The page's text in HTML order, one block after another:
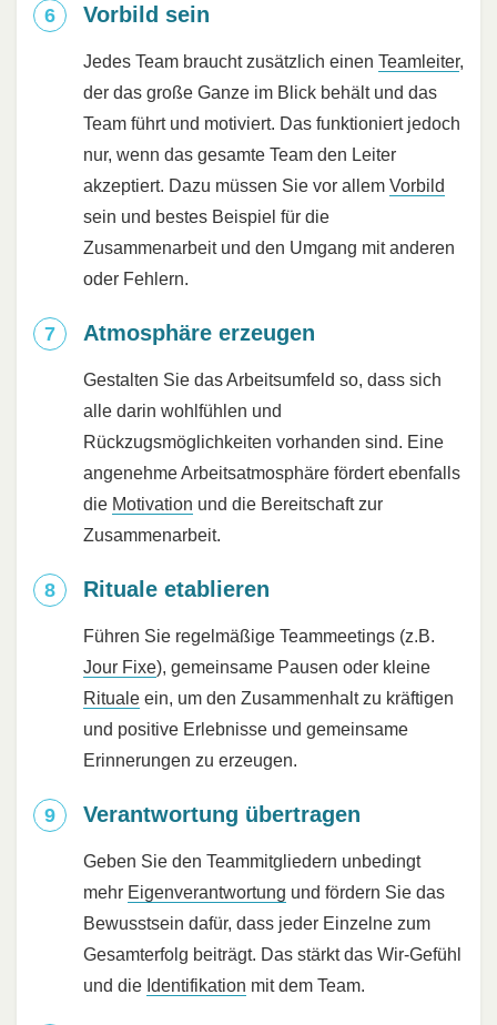
Vorbild sein
Jedes Team braucht zusätzlich einen Teamleiter,
der das große Ganze im Blick behält und das
Team führt und motiviert. Das funktioniert jedoch
nur, wenn das gesamte Team den Leiter
akzeptiert. Dazu müssen Sie vor allem Vorbild
sein und bestes Beispiel für die
Zusammenarbeit und den Umgang mit anderen
oder Fehlern.
Atmosphäre erzeugen
Gestalten Sie das Arbeitsumfeld so, dass sich
alle darin wohlfühlen und
Rückzugsmöglichkeiten vorhanden sind. Eine
angenehme Arbeitsatmosphäre fördert ebenfalls
die Motivation und die Bereitschaft zur
Zusammenarbeit.
Rituale etablieren
Führen Sie regelmäßige Teammeetings (z.B.
Jour Fixe), gemeinsame Pausen oder kleine
Rituale ein, um den Zusammenhalt zu kräftigen
und positive Erlebnisse und gemeinsame
Erinnerungen zu erzeugen.
Verantwortung übertragen
Geben Sie den Teammitgliedern unbedingt
mehr Eigenverantwortung und fördern Sie das
Bewusstsein dafür, dass jeder Einzelne zum
Gesamterfolg beiträgt. Das stärkt das Wir-Gefühl
und die Identifikation mit dem Team.